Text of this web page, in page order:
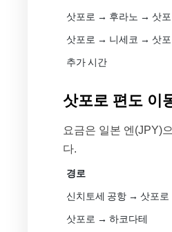
삿포로 → 후라노 → 삿포
삿포로 → 니세코 → 삿포
추가 시간
삿포로 편도 이
요금은 일본 엔(JPY)
다.
경로
경로
신치토세 공항 → 삿포로
삿포로 → 하코다테